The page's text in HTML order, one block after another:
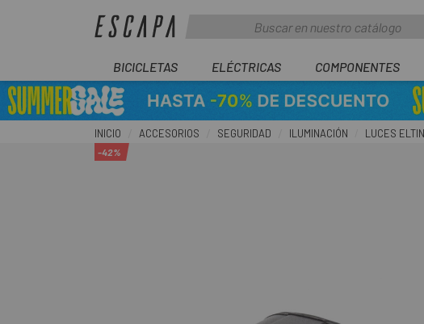
BICICLETAS ELÉCTRICAS COMPONENTES
INICIO ACCESORIOS SEGURIDAD ILUMINACIÓN LUCES
-42%